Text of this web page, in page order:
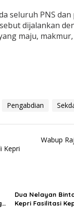
seluruh PNS
dijalankan
maju,
Pengabdian
Kepri
Wabup
Dua Nelayan
Kepri Fasilitasi